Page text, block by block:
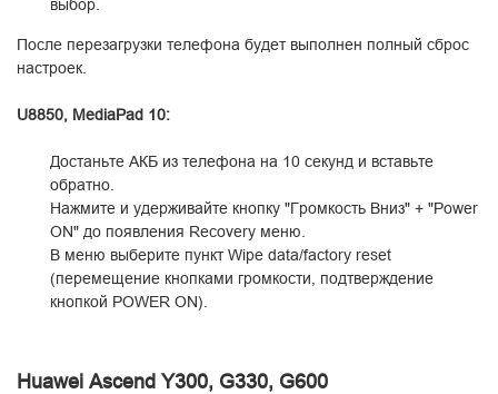
выбор.
После перезагрузки телефона будет выполнен полный сброс
настроек.
U8850, MediaPad 10:
Достаньте АКБ из телефона на 10 секунд и вставьте
обратно.
Нажмите и удерживайте кнопку "Громкость Вниз" + "Power
ON" до появления Recovery меню.
В меню выберите пункт Wipe data/factory reset
(перемещение кнопками громкости, подтверждение
кнопкой POWER ON).
Huawei Ascend Y300, G330, G600